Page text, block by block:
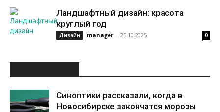
Ландшафтный дизайн: красота
круглый год
Дизайн manager - 25.10.2025 0
Синоптики рассказали, когда в
Новосибирске закончатся морозы